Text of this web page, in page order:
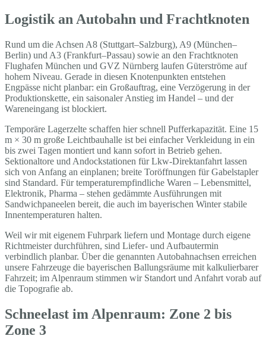
Logistik an Autobahn und Frachtknoten
Rund um die Achsen A8 (Stuttgart–Salzburg), A9 (München–
Berlin) und A3 (Frankfurt–Passau) sowie an den Frachtknoten
Flughafen München und GVZ Nürnberg laufen Güterströme auf
hohem Niveau. Gerade in diesen Knotenpunkten entstehen
Engpässe nicht planbar: ein Großauftrag, eine Verzögerung in der
Produktionskette, ein saisonaler Anstieg im Handel – und der
Wareneingang ist blockiert.
Temporäre Lagerzelte schaffen hier schnell Pufferkapazität. Eine 15
m × 30 m große Leichtbauhalle ist bei einfacher Verkleidung in ein
bis zwei Tagen montiert und kann sofort in Betrieb gehen.
Sektionaltore und Andockstationen für Lkw-Direktanfahrt lassen
sich von Anfang an einplanen; breite Toröffnungen für Gabelstapler
sind Standard. Für temperaturempfindliche Waren – Lebensmittel,
Elektronik, Pharma – stehen gedämmte Ausführungen mit
Sandwichpaneelen bereit, die auch im bayerischen Winter stabile
Innentemperaturen halten.
Weil wir mit eigenem Fuhrpark liefern und Montage durch eigene
Richtmeister durchführen, sind Liefer- und Aufbautermin
verbindlich planbar. Über die genannten Autobahnachsen erreichen
unsere Fahrzeuge die bayerischen Ballungsräume mit kalkulierbarer
Fahrzeit; im Alpenraum stimmen wir Standort und Anfahrt vorab auf
die Topografie ab.
Schneelast im Alpenraum: Zone 2 bis
Zone 3